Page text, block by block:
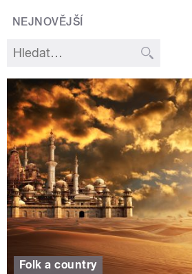
NEJNOVĚJŠÍ
Folk a country